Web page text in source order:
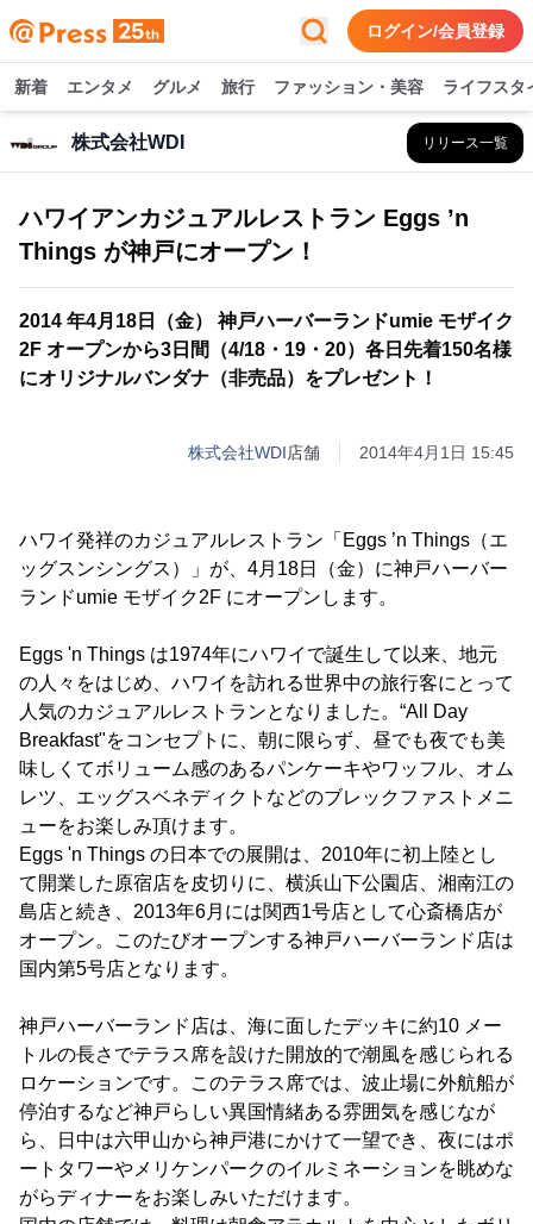
ログイン/会員登録
新着 エンタメ グルメ 旅行 ファッション・美容 ライフスタ
株式会社WDI リリース一覧
ハワイアンカジュアルレストラン Eggs ’n
Things が神戸にオープン！
2014 年4月18日（金） 神戸ハーバーランドumie モザイク
2F オープンから3日間（4/18・19・20）各日先着150名様
にオリジナルバンダナ（非売品）をプレゼント！
株式会社WDI店舗 2014年4月1日 15:45
ハワイ発祥のカジュアルレストラン「Eggs ’n Things（エ
ッグスンシングス）」が、4月18日（金）に神戸ハーバー
ランドumie モザイク2F にオープンします。
Eggs 'n Things は1974年にハワイで誕生して以来、地元
の人々をはじめ、ハワイを訪れる世界中の旅行客にとって
人気のカジュアルレストランとなりました。“All Day
Breakfast"をコンセプトに、朝に限らず、昼でも夜でも美
味しくてボリューム感のあるパンケーキやワッフル、オム
レツ、エッグスベネディクトなどのブレックファストメニ
ューをお楽しみ頂けます。
Eggs 'n Things の日本での展開は、2010年に初上陸とし
て開業した原宿店を皮切りに、横浜山下公園店、湘南江の
島店と続き、2013年6月には関西1号店として心斎橋店が
オープン。このたびオープンする神戸ハーバーランド店は
国内第5号店となります。
神戸ハーバーランド店は、海に面したデッキに約10 メー
トルの長さでテラス席を設けた開放的で潮風を感じられる
ロケーションです。このテラス席では、波止場に外航船が
停泊するなど神戸らしい異国情緒ある雰囲気を感じなが
ら、日中は六甲山から神戸港にかけて一望でき、夜にはポ
ートタワーやメリケンパークのイルミネーションを眺めな
がらディナーをお楽しみいただけます。